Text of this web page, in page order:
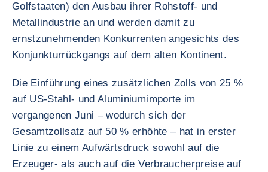
Golfstaaten) den Ausbau ihrer Rohstoff- und
Metallindustrie an und werden damit zu
ernstzunehmenden Konkurrenten angesichts des
Konjunkturrückgangs auf dem alten Kontinent.
Die Einführung eines zusätzlichen Zolls von 25 %
auf US-Stahl- und Aluminiumimporte im
vergangenen Juni – wodurch sich der
Gesamtzollsatz auf 50 % erhöhte – hat in erster
Linie zu einem Aufwärtsdruck sowohl auf die
Erzeuger- als auch auf die Verbraucherpreise auf